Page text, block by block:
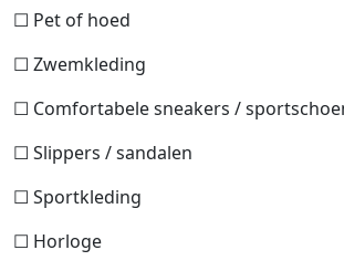
☐ Pet of hoed
☐ Zwemkleding
☐ Comfortabele sneakers /
☐ Slippers / sandalen
☐ Sportkleding
☐ Horloge